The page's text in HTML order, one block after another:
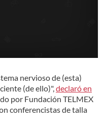
nervioso de (esta)
(de ello)",declaró en
por Fundación TELMEX
conferencistas de talla